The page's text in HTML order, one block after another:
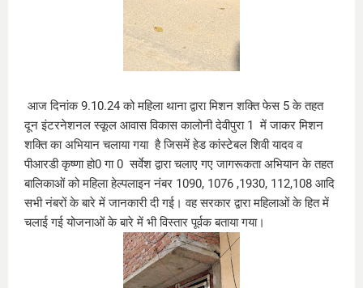
आज दिनांक 9.10.24 को महिला थाना द्वारा मिशन शक्ति फेस 5 के तहत
दून इंटरनेशनल स्कूल आवास विकास कालोनी देवीपुरा 1 में जाकर मिशन
शक्ति का अभियान चलाया गया है जिसमें हेड कांस्टेबल शिवी यादव व
पीआरडी कृष्णा हो0 गा 0 सर्वेश द्वारा चलाए गए जागरूकता अभियान के तहत
बालिकाओं को महिला हेल्पलाइन नंबर 1090, 1076 ,1930, 112,108 आदि
सभी नंबरों के बारे में जानकारी दी गई। वह सरकार द्वारा महिलाओं के हित में
चलाई गई योजनाओं के बारे में भी विस्तार पूर्वक बताया गया।